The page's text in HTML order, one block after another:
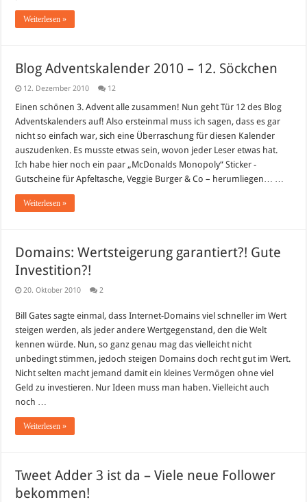
Weiterlesen »
Blog Adventskalender 2010 – 12. Söckchen
12. Dezember 2010 12
Einen schönen 3. Advent alle zusammen! Nun geht Tür 12 des Blog
Adventskalenders auf! Also ersteinmal muss ich sagen, dass es gar
nicht so einfach war, sich eine Überraschung für diesen Kalender
auszudenken. Es musste etwas sein, wovon jeder Leser etwas hat.
Ich habe hier noch ein paar „McDonalds Monopoly“ Sticker -
Gutscheine für Apfeltasche, Veggie Burger & Co – herumliegen… …
Weiterlesen »
Domains: Wertsteigerung garantiert?! Gute
Investition?!
20. Oktober 2010 2
Bill Gates sagte einmal, dass Internet-Domains viel schneller im Wert
steigen werden, als jeder andere Wertgegenstand, den die Welt
kennen würde. Nun, so ganz genau mag das vielleicht nicht
unbedingt stimmen, jedoch steigen Domains doch recht gut im Wert.
Nicht selten macht jemand damit ein kleines Vermögen ohne viel
Geld zu investieren. Nur Ideen muss man haben. Vielleicht auch
noch …
Weiterlesen »
Tweet Adder 3 ist da – Viele neue Follower
bekommen!